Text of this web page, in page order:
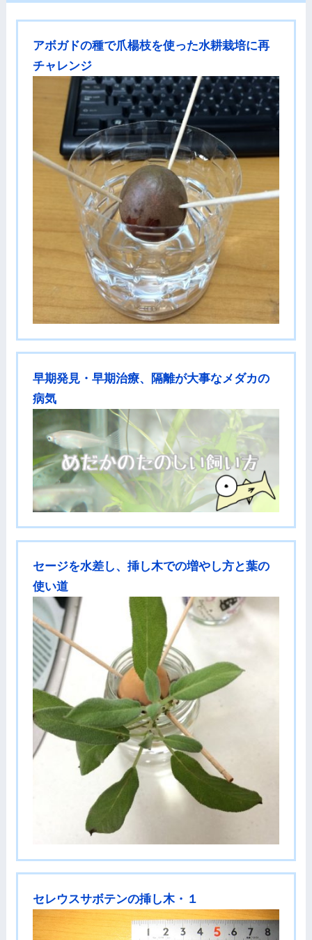
アボガドの種で爪楊枝を使った水耕栽培に再
チャレンジ
早期発見・早期治療、隔離が大事なメダカの
病気
セージを水差し、挿し木での増やし方と葉の
使い道
セレウスサボテンの挿し木・１